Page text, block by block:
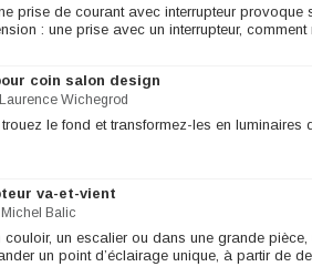
prise de courant avec interrupteur provoque
: une prise avec un interrupteur, comment
coin salon design
Laurence Wichegrod
le fond et transformez-les en luminaires
va-et-vient
Michel Balic
un escalier ou dans une grande pièce,
un point d’éclairage unique, à partir de